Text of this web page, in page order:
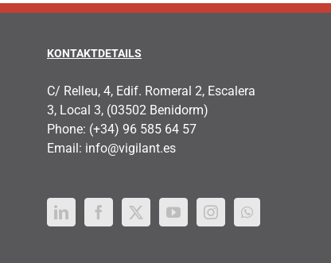
KONTAKTDETAILS
C/ Relleu, 4, Edif. Romeral 2, Escalera
3, Local 3, (03502 Benidorm)
Phone: (+34) 96 585 64 57
Email: info@vigilant.es